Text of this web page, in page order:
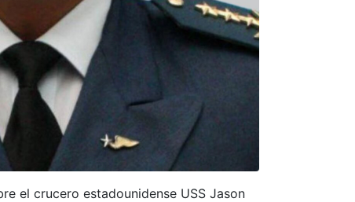
el crucero estadounidense USS Jason